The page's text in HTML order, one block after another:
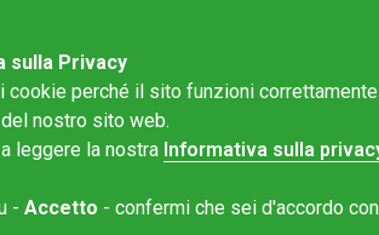
Redazione
sulla Privacy
cookie perché il sito funzioni
nostro sito web.
leggere la nostra Informativa sulla
- Accetto - confermi che sei d'accordo